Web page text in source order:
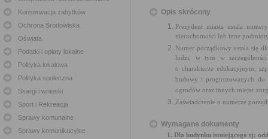
Konserwacja zabytków
Ochrona Środowiska
Oświata
Podatki i opłaty lokalne
Polityka lokalowa
Polityka społeczna
Skargi i wnioski
Sport i Rekreacja
Sprawy komunalne
Sprawy komunikacyjne
Opis skrócony
Prezydent miasta ustala
nieruchomości lub inne
Numer porządkowy ustala się
ludzi, w tym w
o charakterze edukacyjnym,
budowy i prognozowanych do
ogrodów oraz innych miejsc
Zaświadczenie o numerze
Wymagane dokumenty
1. Dla budynku istniejącego tj: